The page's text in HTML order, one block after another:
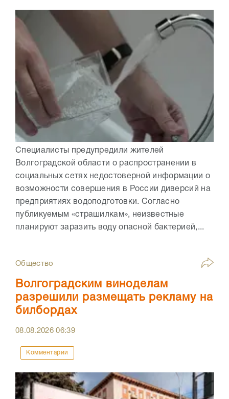
Специалисты предупредили жителей
Волгоградской области о распространении в
социальных сетях недостоверной информации о
возможности совершения в России диверсий на
предприятиях водоподготовки. Согласно
публикуемым «страшилкам», неизвестные
планируют заразить воду опасной бактерией,...
Общество
Волгоградским виноделам
разрешили размещать рекламу на
билбордах
08.08.202606:39
Комментарии